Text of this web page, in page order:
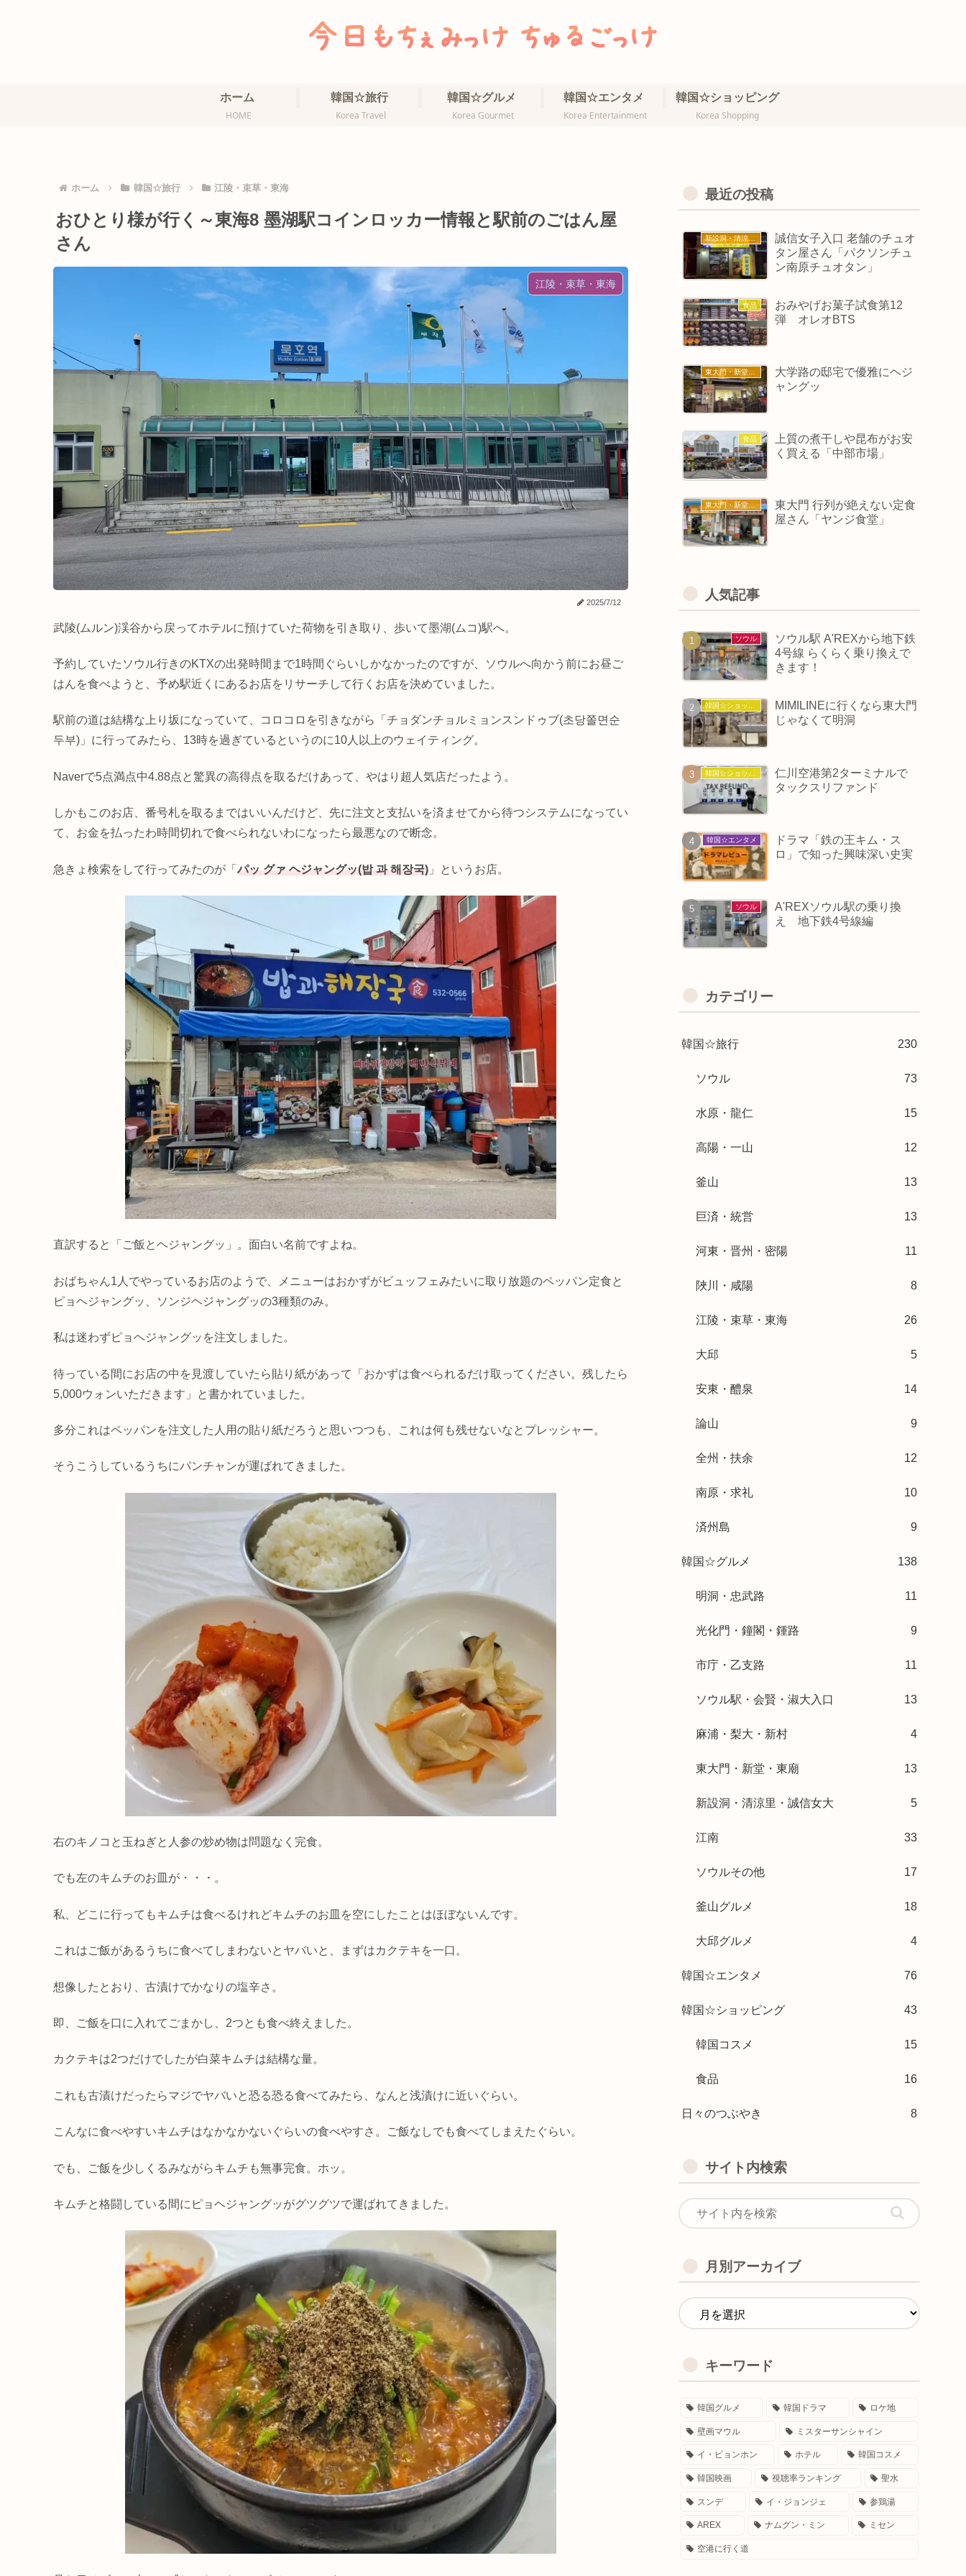
ホーム
HOME
韓国☆旅行
Korea Travel
韓国☆グルメ
Korea Gourmet
韓国☆エンタメ
Korea Entertainment
韓国☆ショッピング
Korea Shopping
ホーム 韓国☆旅行 江陵・束草・東海
おひとり様が行く～東海8 墨湖駅コインロッカー情報と駅前のごはん屋
さん
江陵・束草・東海
2025/7/12
武陵(ムルン)渓谷から戻ってホテルに預けていた荷物を引き取り、歩いて墨湖(ムコ)駅へ。
予約していたソウル行きのKTXの出発時間まで1時間ぐらいしかなかったのですが、ソウルへ向かう前にお昼ご
はんを食べようと、予め駅近くにあるお店をリサーチして行くお店を決めていました。
駅前の道は結構な上り坂になっていて、コロコロを引きながら「チョダンチョルミョンスンドゥブ(초당쫄면순
두부)」に行ってみたら、13時を過ぎているというのに10人以上のウェイティング。
Naverで5点満点中4.88点と驚異の高得点を取るだけあって、やはり超人気店だったよう。
しかもこのお店、番号札を取るまではいいんだけど、先に注文と支払いを済ませてから待つシステムになってい
て、お金を払ったわ時間切れで食べられないわになったら最悪なので断念。
急きょ検索をして行ってみたのが「 パッ グァ ヘジャングッ(밥 과 해장국) 」というお店。
直訳すると「ご飯とヘジャングッ」。面白い名前ですよね。
おばちゃん1人でやっているお店のようで、メニューはおかずがビュッフェみたいに取り放題のペッパン定食と
ピョヘジャングッ、ソンジヘジャングッの3種類のみ。
私は迷わずピョヘジャングッを注文しました。
待っている間にお店の中を見渡していたら貼り紙があって「おかずは食べられるだけ取ってください。残したら
5,000ウォンいただきます」と書かれていました。
多分これはペッパンを注文した人用の貼り紙だろうと思いつつも、これは何も残せないなとプレッシャー。
そうこうしているうちにパンチャンが運ばれてきました。
右のキノコと玉ねぎと人参の炒め物は問題なく完食。
でも左のキムチのお皿が・・・。
私、どこに行ってもキムチは食べるけれどキムチのお皿を空にしたことはほぼないんです。
これはご飯があるうちに食べてしまわないとヤバいと、まずはカクテキを一口。
想像したとおり、古漬けでかなりの塩辛さ。
即、ご飯を口に入れてごまかし、2つとも食べ終えました。
カクテキは2つだけでしたが白菜キムチは結構な量。
これも古漬けだったらマジでヤバいと恐る恐る食べてみたら、なんと浅漬けに近いぐらい。
こんなに食べやすいキムチはなかなかないぐらいの食べやすさ。ご飯なしでも食べてしまえたぐらい。
でも、ご飯を少しくるみながらキムチも無事完食。ホッ。
キムチと格闘している間にピョヘジャングッがグツグツで運ばれてきました。
最近の投稿
新設洞・清涼里・誠信女大
誠信女子入口 老舗のチュオ
タン屋さん「パクソンチュ
ン南原チュオタン」
食品
おみやげお菓子試食第12
弾 オレオBTS
大学路の邸宅で優雅にヘジ
ャングッ
食品
上質の煮干しや昆布がお安
く買える「中部市場」
東大門・新堂・東廟
東大門 行列が絶えない定食
屋さん「ヤンジ食堂」
人気記事
ソウル
ソウル駅 A'REXから地下鉄
4号線 らくらく乗り換えで
きます！
韓国☆ショッピング
MIMILINEに行くなら東大門
じゃなくて明洞
仁川空港第2ターミナルで
タックスリファンド
韓国☆エンタメ
ドラマ「鉄の王キム・ス
ロ」で知った興味深い史実
ソウル
A'REXソウル駅の乗り換
え 地下鉄4号線編
カテゴリー
韓国☆旅行 230
ソウル 73
水原・龍仁 15
高陽・一山 12
釜山 13
巨済・統営 13
河東・晋州・密陽 11
陜川・咸陽 8
江陵・束草・東海 26
大邱 5
安東・醴泉 14
論山 9
全州・扶余 12
南原・求礼 10
済州島 9
韓国☆グルメ 138
明洞・忠武路 11
光化門・鐘閣・鍾路 9
市庁・乙支路 11
ソウル駅・会賢・淑大入口 13
麻浦・梨大・新村 4
東大門・新堂・東廟 13
新設洞・清涼里・誠信女大 5
江南 33
ソウルその他 17
釜山グルメ 18
大邱グルメ 4
韓国☆エンタメ 76
韓国☆ショッピング 43
韓国コスメ 15
食品 16
日々のつぶやき 8
サイト内検索
月別アーカイブ
キーワード
韓国グルメ 韓国ドラマ ロケ地
壁画マウル ミスターサンシャイン
イ・ビョンホン ホテル 韓国コスメ
韓国映画 視聴率ランキング 聖水
スンデ イ・ジョンジェ 参鶏湯
AREX ナムグン・ミン ミセン
空港に行く道